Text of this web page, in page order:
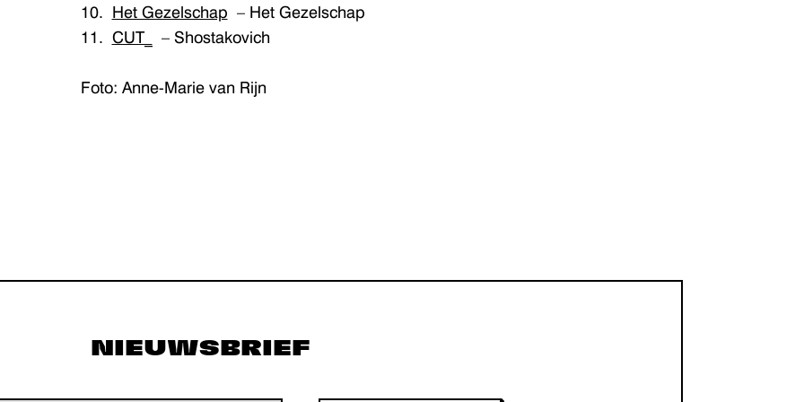
10. Het Gezelschap – Het Gezelschap
11. CUT_ – Shostakovich
Foto: Anne-Marie van Rijn
NIEUWSBRIEF